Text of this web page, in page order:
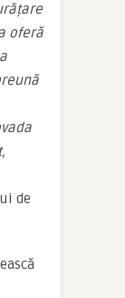
oferă
de